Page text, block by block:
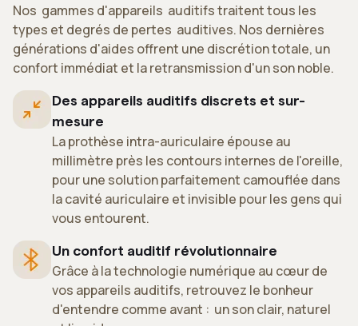
Nos gammes d'appareils auditifs traitent tous les
types et degrés de pertes auditives. Nos dernières
générations d'aides offrent une discrétion totale, un
confort immédiat et la retransmission d'un son noble.
Des appareils auditifs discrets et sur-
mesure
La prothèse intra-auriculaire épouse au
millimètre près les contours internes de l'oreille,
pour une solution parfaitement camouflée dans
la cavité auriculaire et invisible pour les gens qui
vous entourent.
Un confort auditif révolutionnaire
Grâce à la technologie numérique au cœur de
vos appareils auditifs, retrouvez le bonheur
d'entendre comme avant : un son clair, naturel